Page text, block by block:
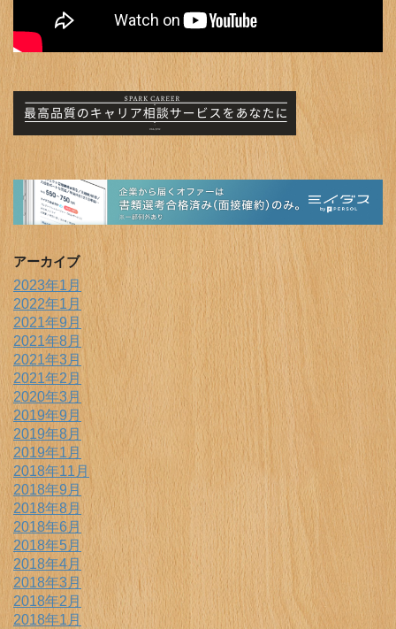
アーカイブ
2023年1月
2022年1月
2021年9月
2021年8月
2021年3月
2021年2月
2020年3月
2019年9月
2019年8月
2019年1月
2018年11月
2018年9月
2018年8月
2018年6月
2018年5月
2018年4月
2018年3月
2018年2月
2018年1月